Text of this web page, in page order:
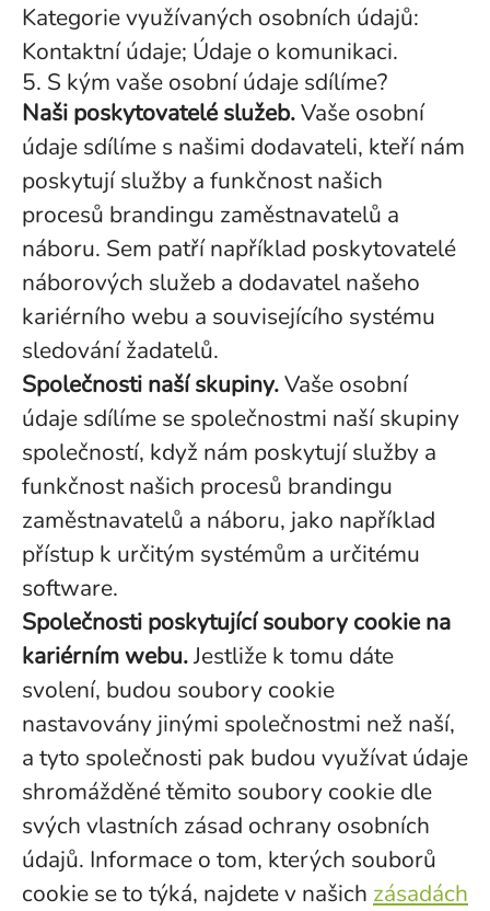
Kategorie využívaných osobních údajů:
Kontaktní údaje; Údaje o komunikaci.
5. S kým vaše osobní údaje sdílíme?
Naši poskytovatelé služeb.Vaše osobní
údaje sdílíme s našimi dodavateli, kteří nám
poskytují služby a funkčnost našich
procesů brandingu zaměstnavatelů a
náboru. Sem patří například poskytovatelé
náborových služeb a dodavatel našeho
kariérního webu a souvisejícího systému
sledování žadatelů.
Společnosti naší skupiny.Vaše osobní
údaje sdílíme se společnostmi naší skupiny
společností, když nám poskytují služby a
funkčnost našich procesů brandingu
zaměstnavatelů a náboru, jako například
přístup k určitým systémům a určitému
software.
Společnosti poskytující soubory cookie na
kariérním webu.Jestliže k tomu dáte
svolení, budou soubory cookie
nastavovány jinými společnostmi než naší,
a tyto společnosti pak budou využívat údaje
shromážděné těmito soubory cookie dle
svých vlastních zásad ochrany osobních
údajů. Informace o tom, kterých souborů
cookie se to týká, najdete v našich zásadách